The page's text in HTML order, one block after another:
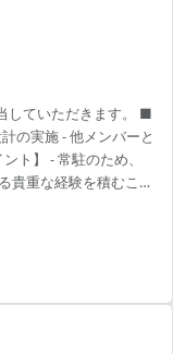
していただきます。 ■
の実施 - 他メンバーと
ト】 - 常駐のため、
貴重な経験を積むこと
ジェクトの推進に寄